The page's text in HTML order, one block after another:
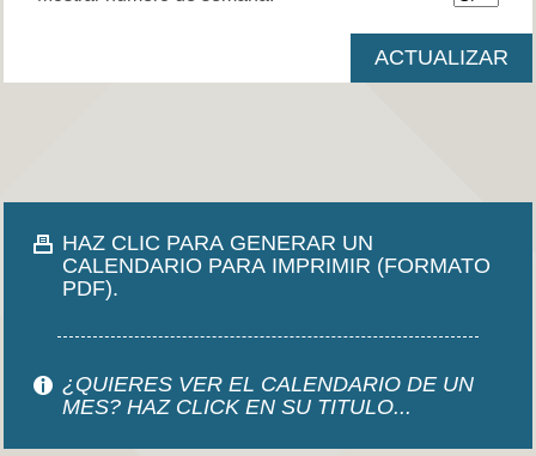
HAZ CLIC PARA GENERAR UN
CALENDARIO PARA IMPRIMIR (FORMATO
PDF).
¿QUIERES VER EL CALENDARIO DE UN
MES? HAZ CLICK EN SU TITULO...